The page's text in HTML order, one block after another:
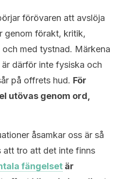
förövaren att avslöja
genom förakt, kritik,
med tystnad. Märkena
därför inte fysiska och
på offrets hud. För
utövas genom ord,
åsamkar oss är så
att tro att det inte finns
fängelset är